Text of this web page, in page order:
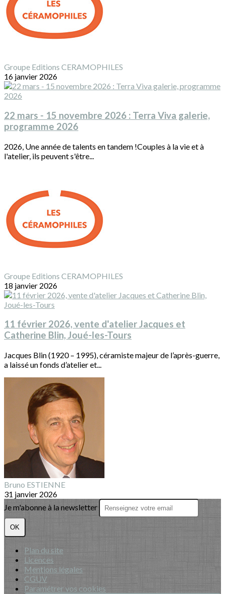
Groupe Editions CERAMOPHILES
16 janvier 2026
22 mars - 15 novembre 2026 : Terra Viva galerie,
programme 2026
2026, Une année de talents en tandem !Couples à la vie et à
l'atelier, ils peuvent s'être...
Groupe Editions CERAMOPHILES
18 janvier 2026
11 février 2026, vente d'atelier Jacques et
Catherine Blin, Joué-les-Tours
Jacques Blin (1920 – 1995), céramiste majeur de l’après-guerre,
a laissé un fonds d’atelier et...
Bruno ESTIENNE
31 janvier 2026
Je m'abonne à la newsletter
OK
Plan du site
Licences
Mentions légales
CGUV
Paramétrer vos cookies